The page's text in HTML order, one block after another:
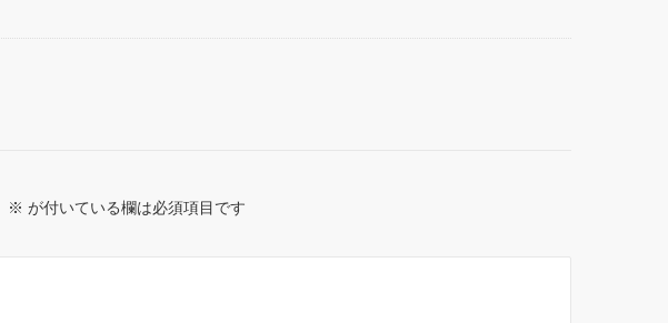
※ が付いている欄は必須項目です